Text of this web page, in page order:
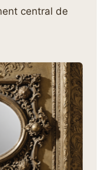
central de